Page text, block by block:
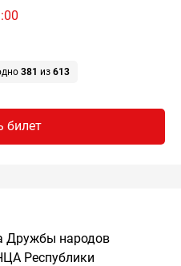
381 из613
билет
Дружбы народов
Республики